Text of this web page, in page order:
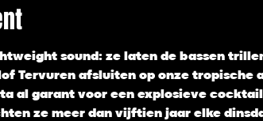
sound: ze laten de bassen
Tervuren afsluiten op onze tropische
al garant voor een explosieve
ze meer dan vijftien jaar elke